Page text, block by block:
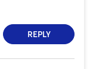
REPLY